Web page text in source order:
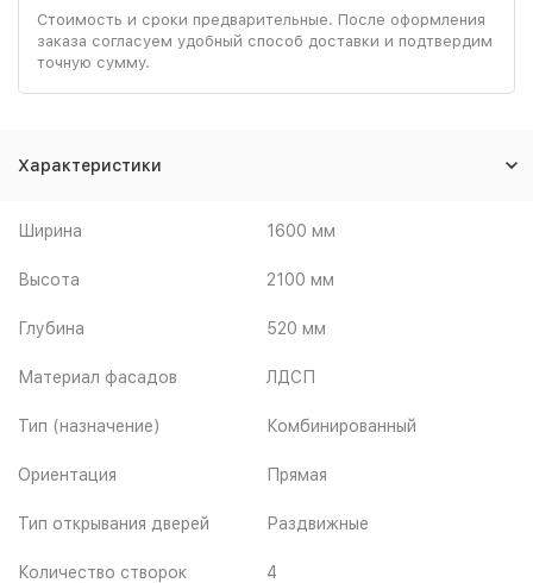
Стоимость и сроки предварительные. После оформления
заказа согласуем удобный способ доставки и подтвердим
точную сумму.
Характеристики
Ширина 1600 мм
Высота 2100 мм
Глубина 520 мм
Материал фасадов ЛДСП
Тип (назначение) Комбинированный
Ориентация Прямая
Тип открывания дверей Раздвижные
Количество створок
4